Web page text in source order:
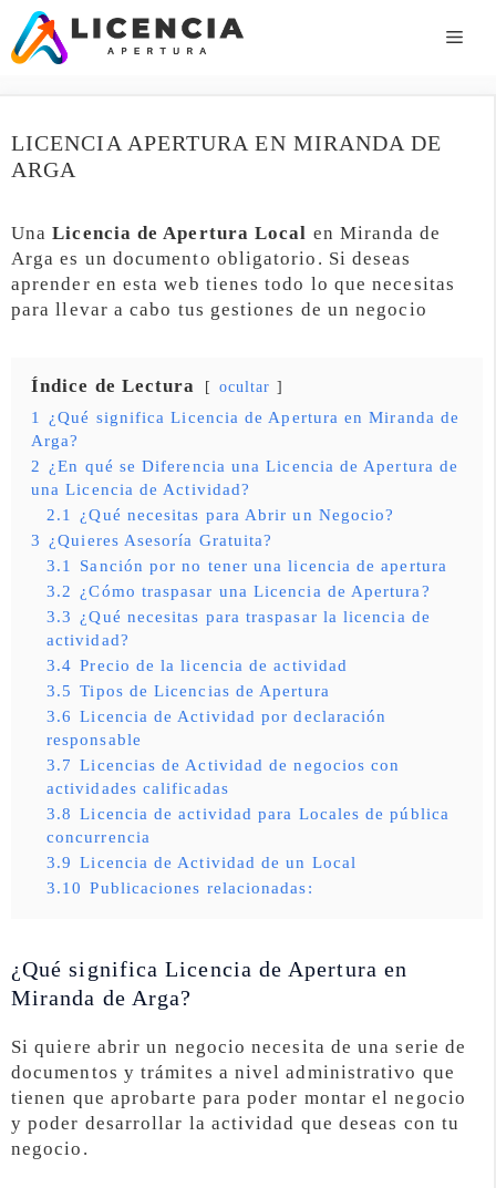
Saltar
contenido
LICENCIA APERTURA EN MIRANDA DE
ARGA
UnaLicencia de Apertura Local en Miranda de
Arga es un documento obligatorio. Si deseas
aprender en esta web tienes todo lo que necesitas
para llevar a cabo tus gestiones de un negocio
Índice de Lectura ocultar
1
¿Qué significa Licencia de Apertura en Miranda de
Arga?
2 ¿En qué se Diferencia una Licencia de Apertura de
una Licencia de Actividad?
2.1
¿Qué necesitas para Abrir un Negocio?
3 ¿Quieres Asesoría Gratuita?
3.1
Sanción por no tener una licencia de apertura
3.2 ¿Cómo traspasar una Licencia de Apertura?
3.3 ¿Qué necesitas para traspasar la licencia de
actividad?
3.4 Precio de la licencia de actividad
3.5 Tipos de Licencias de Apertura
3.6 Licencia de Actividad por declaración
responsable
3.7 Licencias de Actividad de negocios con
actividades calificadas
3.8 Licencia de actividad para Locales de pública
concurrencia
3.9 Licencia de Actividad de un Local
3.10 Publicaciones relacionadas:
¿Qué significa Licencia de Apertura en
Miranda de Arga?
Si quiere abrir un negocio necesita de una serie de
documentos y trámites a nivel administrativo que
tienen que aprobarte para poder montar el negocio
y poder desarrollar la actividad que deseas con tu
negocio.